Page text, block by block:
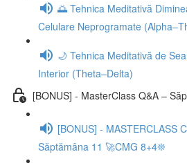
🌅 Tehnica Meditativă
Celulare Neprogramate
🌙 Tehnica Meditativă de
Interior (Theta–Delta)
[BONUS] - MasterClass Q&A –
[BONUS] - MASTERCLASS
Săptămâna 11 🚀CMG 8+4❊